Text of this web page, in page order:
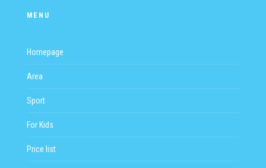
MENU
Homepage
Area
Sport
For Kids
Price list